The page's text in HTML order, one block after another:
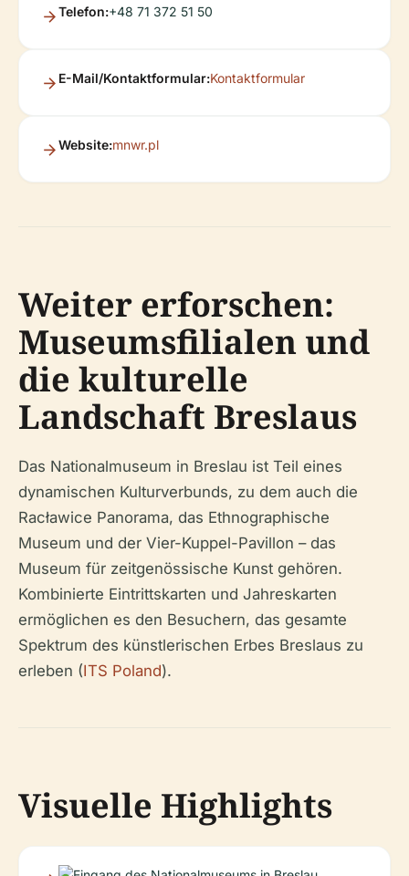
Telefon:+48 71 372 51 50
E-Mail/Kontaktformular:Kontaktformular
Website:mnwr.pl
Weiter erforschen:
Museumsfilialen und
die kulturelle
Landschaft Breslaus
Das Nationalmuseum in Breslau ist Teil eines
dynamischen Kulturverbunds, zu dem auch die
Racławice Panorama, das Ethnographische
Museum und der Vier-Kuppel-Pavillon – das
Museum für zeitgenössische Kunst gehören.
Kombinierte Eintrittskarten und Jahreskarten
ermöglichen es den Besuchern, das gesamte
Spektrum des künstlerischen Erbes Breslaus zu
erleben (ITS Poland).
Visuelle Highlights